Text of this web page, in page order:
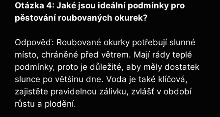
Otázka 4: Jaké jsou⁣ ideální podmínky pro
pěstování ⁤roubovaných okurek?
Odpověď: Roubované okurky potřebují slunné
místo, chráněné ⁣před větrem. Mají rády teplé
podmínky, proto je důležité, ‌aby měly dostatek
slunce po většinu dne.​ Voda je také klíčová,
zajistěte pravidelnou zálivku, zvlášť v ⁤období ​
růstu⁤ a plodění.